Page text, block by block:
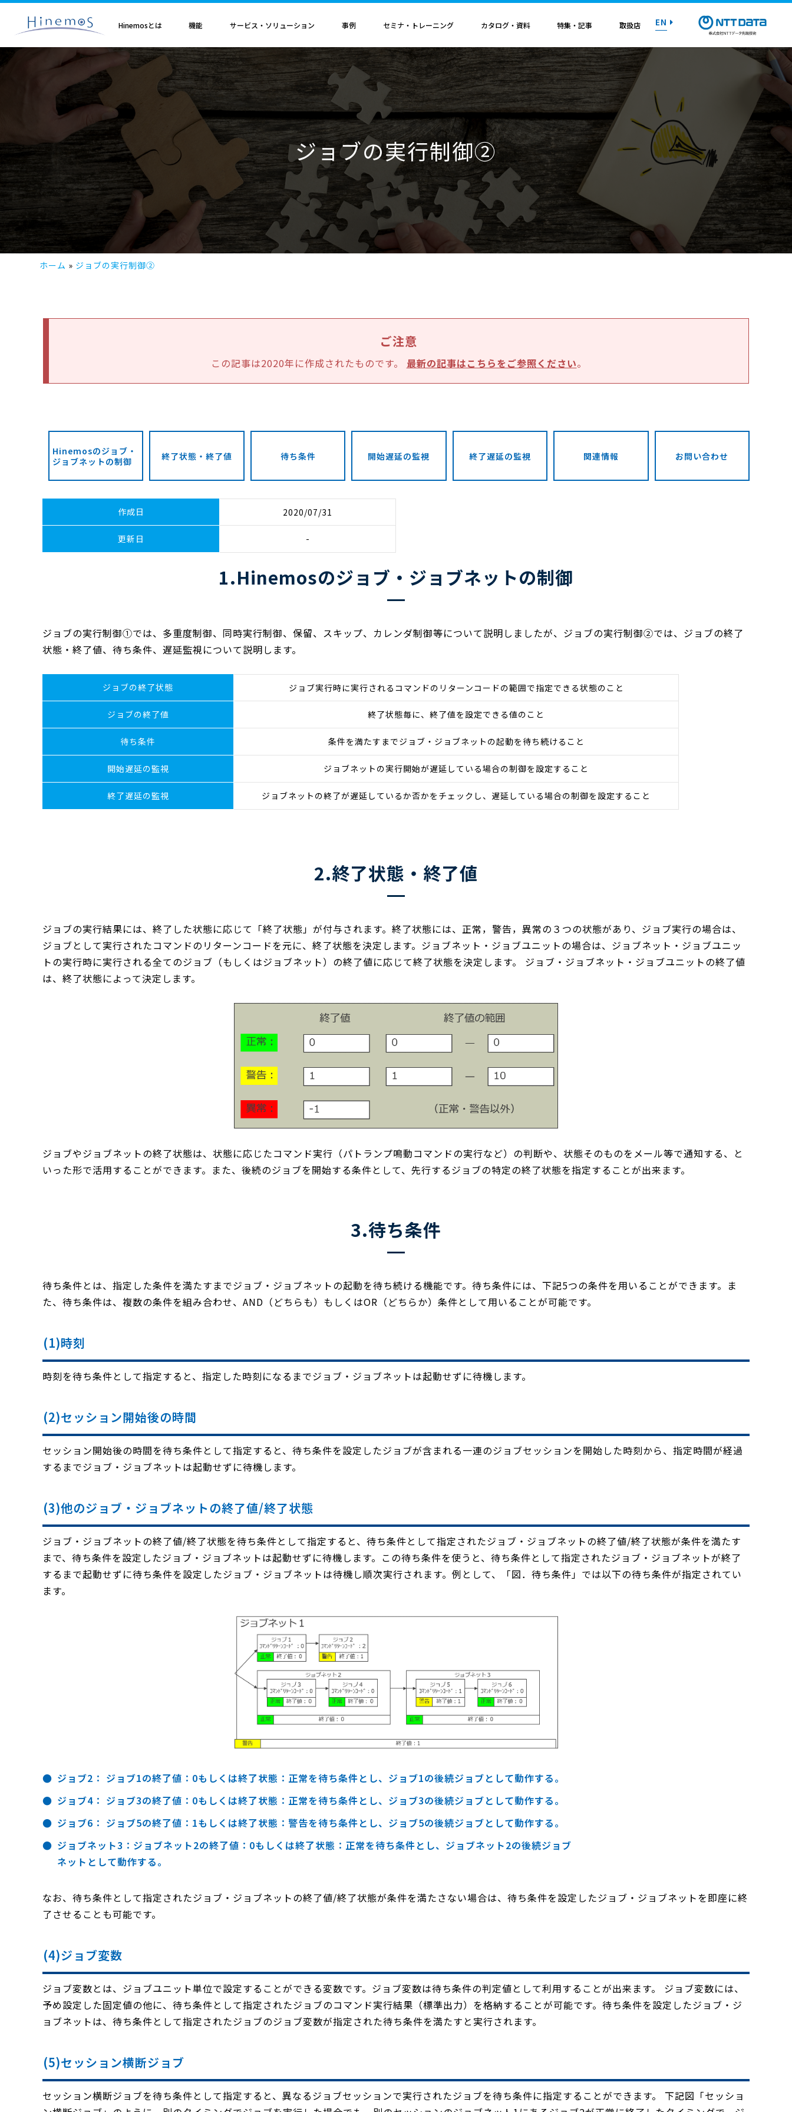
メ
テ
ツ
Hinemosとは
Hinemosとは
歩み・利用実績
Hinemosの利用実績
Hinemosの歩み
導入構成・動作環境
導入構成
動作環境
サポートサイクル
トライアル on AWS
マニュアル
お問い合わせ
機能
エンタープライズ
クラウド・VM管理
Hinemos メッセージフィルタ
Hineoms インシデントダッシュボード
Hinemos Migration Assistant
Hinemos AIエージェント
オプション
Hinemos ミッションクリティカルオプション
Hinemos セキュリティ ネットワーク診断オプション
Hinemos セキュリティ アプリケーション診断オプション
トライアル on AWS
マニュアル
お問い合わせ
サービス・ソリューション
サブスクリプション
Hinemosサブスクリプション
サービス
導入設計・構築支援サービス
Hinemosプロフェッショナル QAサービス
バージョンアップ支援サービス
データコンバートサービス
レポートカスタマイズサービス
他製品からの移行サービス
Hinemos インシデントダッシュボード テーブルカスタマイズサービス
Hinemosメッセージフィルタ 導入支援サービス
AI基盤による 異常検知支援サービス
ソリューション
SAP連携ソリューション
SAP HANA運用管理ソリューション
トライアル on AWS
マニュアル
お問い合わせ
事例
電気・ガス業 電気機器
金融・保険業 サービス業
教育、学習支援業 官公庁・自治体
NTTデータ事例 事例紹介インタビュー資料（PDF）
トライアル on AWS
マニュアル
お問い合わせ
セミナ・トレーニング
Hinemosセミナ
Hinemos World 2026
Hinemosソリューションセミナ2026
Hinemos World 2025
Hinemosソリューションセミナ2025
トレーニング・技術者認定
Hinemosトレーニング
技術者認定プログラム
カレンダ
Hinemosイベントカレンダ
トライアル on AWS
マニュアル
お問い合わせ
カタログ・資料 特集・記事
クラウド運用特集
製品移行特集
ITSM特集
セキュリティ運用特集
監視特集
ログ管理特集
基盤設定の自動化特集
APM特集
RBA特集
技術情報
Hinemos技術情報
外部サイト公開記事・書籍
記事
Hinemos記事
IT運用管理コラム
トライアル on AWS
マニュアル
お問い合わせ
取扱店
Hinemosアライアンス
Hinemosアライアンスとは
Hinemosアライアンス一覧
取扱店
Hinemos取扱企業一覧
トライアル on AWS
マニュアル
お問い合わせ
EN
ジョブの実行制御②
ホーム ジョブの実行制御②
ご注意
この記事は2020年に作成されたものです。 最新の記事はこちらをご参照ください。
Hinemosのジョブ・
ジョブネットの制御
終了状態・終了値 待ち条件 開始遅延の監視 終了遅延の監視 関連情報 お問い合わせ
作成日 2020/07/31
更新日 -
1.Hinemosのジョブ・ジョブネットの制御
ジョブの実行制御①では、多重度制御、同時実行制御、保留、スキップ、カレンダ制御等について説明しましたが、ジョブの実行制御②では、ジョブの終了
状態・終了値、待ち条件、遅延監視について説明します。
ジョブの終了状態 ジョブ実行時に実行されるコマンドのリターンコードの範囲で指定できる状態のこと
ジョブの終了値 終了状態毎に、終了値を設定できる値のこと
待ち条件 条件を満たすまでジョブ・ジョブネットの起動を待ち続けること
開始遅延の監視 ジョブネットの実行開始が遅延している場合の制御を設定すること
終了遅延の監視 ジョブネットの終了が遅延しているか否かをチェックし、遅延している場合の制御を設定すること
2.終了状態・終了値
ジョブの実行結果には、終了した状態に応じて「終了状態」が付与されます。終了状態には、正常，警告，異常の３つの状態があり、ジョブ実行の場合は、
ジョブとして実行されたコマンドのリターンコードを元に、終了状態を決定します。ジョブネット・ジョブユニットの場合は、ジョブネット・ジョブユニッ
トの実行時に実行される全てのジョブ（もしくはジョブネット）の終了値に応じて終了状態を決定します。 ジョブ・ジョブネット・ジョブユニットの終了値
は、終了状態によって決定します。
ジョブやジョブネットの終了状態は、状態に応じたコマンド実行（パトランプ鳴動コマンドの実行など）の判断や、状態そのものをメール等で通知する、と
いった形で活用することができます。また、後続のジョブを開始する条件として、先行するジョブの特定の終了状態を指定することが出来ます。
3.待ち条件
待ち条件とは、指定した条件を満たすまでジョブ・ジョブネットの起動を待ち続ける機能です。待ち条件には、下記5つの条件を用いることができます。ま
た、待ち条件は、複数の条件を組み合わせ、AND（どちらも）もしくはOR（どちらか）条件として用いることが可能です。
(1)時刻
時刻を待ち条件として指定すると、指定した時刻になるまでジョブ・ジョブネットは起動せずに待機します。
(2)セッション開始後の時間
セッション開始後の時間を待ち条件として指定すると、待ち条件を設定したジョブが含まれる一連のジョブセッションを開始した時刻から、指定時間が経過
するまでジョブ・ジョブネットは起動せずに待機します。
(3)他のジョブ・ジョブネットの終了値/終了状態
ジョブ・ジョブネットの終了値/終了状態を待ち条件として指定すると、待ち条件として指定されたジョブ・ジョブネットの終了値/終了状態が条件を満たす
まで、待ち条件を設定したジョブ・ジョブネットは起動せずに待機します。この待ち条件を使うと、待ち条件として指定されたジョブ・ジョブネットが終了
するまで起動せずに待ち条件を設定したジョブ・ジョブネットは待機し順次実行されます。例として、「図．待ち条件」では以下の待ち条件が指定されてい
ます。
ジョブ2： ジョブ1の終了値：0もしくは終了状態：正常を待ち条件とし、ジョブ1の後続ジョブとして動作する。
ジョブ4： ジョブ3の終了値：0もしくは終了状態：正常を待ち条件とし、ジョブ3の後続ジョブとして動作する。
ジョブ6： ジョブ5の終了値：1もしくは終了状態：警告を待ち条件とし、ジョブ5の後続ジョブとして動作する。
ジョブネット3：ジョブネット2の終了値：0もしくは終了状態：正常を待ち条件とし、ジョブネット2の後続ジョブ
ネットとして動作する。
なお、待ち条件として指定されたジョブ・ジョブネットの終了値/終了状態が条件を満たさない場合は、待ち条件を設定したジョブ・ジョブネットを即座に終
了させることも可能です。
(4)ジョブ変数
ジョブ変数とは、ジョブユニット単位で設定することができる変数です。ジョブ変数は待ち条件の判定値として利用することが出来ます。 ジョブ変数には、
予め設定した固定値の他に、待ち条件として指定されたジョブのコマンド実行結果（標準出力）を格納することが可能です。待ち条件を設定したジョブ・ジ
ョブネットは、待ち条件として指定されたジョブのジョブ変数が指定された待ち条件を満たすと実行されます。
(5)セッション横断ジョブ
セッション横断ジョブを待ち条件として指定すると、異なるジョブセッションで実行されたジョブを待ち条件に指定することができます。 下記図「セッショ